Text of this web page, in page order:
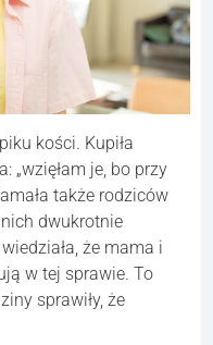
kości. Kupiła
„wzięłam je, bo przy
także rodziców
nich dwukrotnie
że mama i
w tej sprawie. To
sprawiły, że